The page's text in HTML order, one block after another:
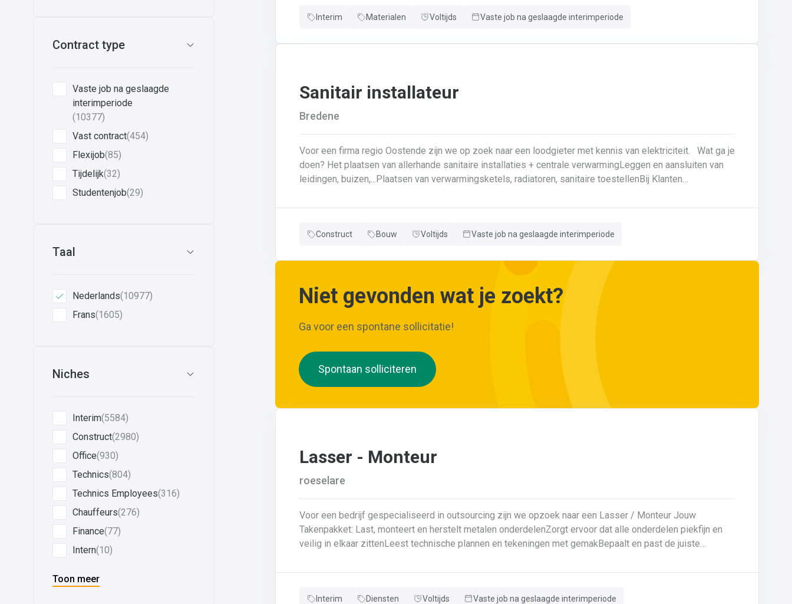
Contract type
Vaste job na geslaagde
interimperiode
(10377)
Vast contract(454)
Flexijob(85)
Tijdelijk(32)
Studentenjob(29)
Taal
Nederlands(10977)
Frans(1605)
Niches
Interim(5584)
Construct(2980)
Office(930)
Technics(804)
Technics Employees(316)
Chauffeurs(276)
Finance(77)
Intern(10)
Toon meer
en bijhouden van lasdossiers.Interpretatie en uitvoering van ISO-tekeningen en P&ID’s.Herstellingen en
Interim Materialen Voltijds Vaste job na geslaagde interimperiode
Sanitair installateur
Bredene
Voor een firma regio Oostende zijn we op zoek naar een loodgieter met kennis van elektriciteit. Wat ga je
doen? Het plaatsen van allerhande sanitaire installaties + centrale verwarmingLeggen en aansluiten van
leidingen, buizen,...Plaatsen van verwarmingsketels, radiatoren, sanitaire toestellenBij Klanten
Neem gerust de vacature even door! Indien je nog vragen hebt, kan je ons telefonisch of via mail bereiken op 059 80
Construct Bouw Voltijds Vaste job na geslaagde interimperiode
Niet gevonden wat je zoekt?
Ga voor een spontane sollicitatie!
Spontaan solliciteren
Lasser - Monteur
roeselare
Voor een bedrijf gespecialiseerd in outsourcing zijn we opzoek naar een Lasser / Monteur Jouw
Takenpakket: Last, monteert en herstelt metalen onderdelenZorgt ervoor dat alle onderdelen piekfijn en
veilig in elkaar zittenLeest technische plannen en tekeningen met gemakBepaalt en past de juiste
veiligheidsvoorschriftenDraagt bij aan een stevige en duurzame basis voor elk project
Interim Diensten Voltijds Vaste job na geslaagde interimperiode